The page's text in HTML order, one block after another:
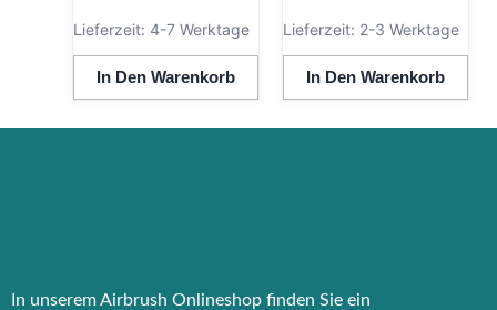
Lieferzeit: 4-7 Werktage
In Den Warenkorb
Lieferzeit: 2-3 Werktage
In Den Warenkorb
In unserem Airbrush Onlineshop finden Sie ein